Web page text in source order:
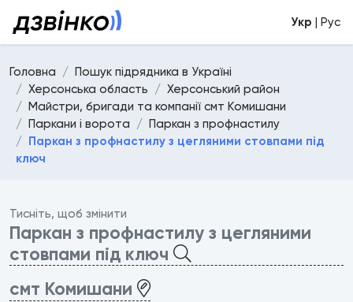
Укр | Рус
Головна
Пошук підрядника в Україні
Херсонська область
Херсонський район
Майстри, бригади та компанії смт Комишани
Паркани і ворота
Паркан з профнастилу
Паркан з профнастилу з цегляними стовпами під
ключ
Тисніть, щоб змінити
Паркан з профнастилу з цегляними
стовпами під ключ
смт Комишани